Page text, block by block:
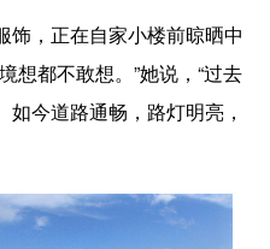
网评 港澳
全球连线 教育
访谈 视频
，正在自家小楼前晾晒中
想都不敢想。”她说，“过去
今道路通畅，路灯明亮，